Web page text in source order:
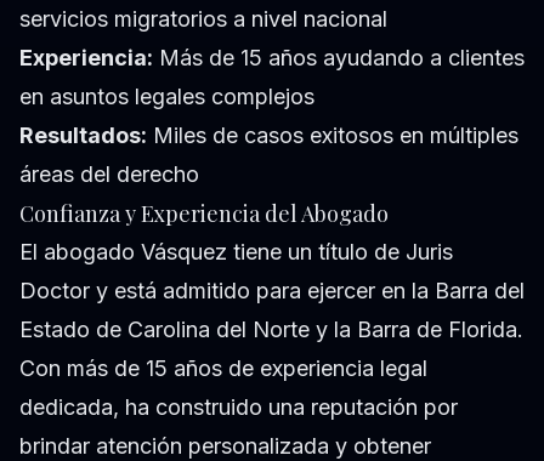
servicios migratorios a nivel nacional
Experiencia: Más de 15 años ayudando a clientes
en asuntos legales complejos
Resultados: Miles de casos exitosos en múltiples
áreas del derecho
Confianza y Experiencia del Abogado
El abogado Vásquez tiene un título de Juris
Doctor y está admitido para ejercer en la Barra del
Estado de Carolina del Norte y la Barra de Florida.
Con más de 15 años de experiencia legal
dedicada, ha construido una reputación por
brindar atención personalizada y obtener